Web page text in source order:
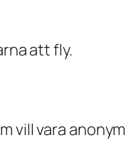
att fly.
vill vara